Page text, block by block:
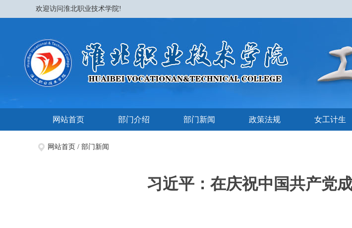
欢迎访问淮北职业技术学院!
网站首页 部门介绍 部门新闻 政策法规 女工计生
网站首页 / 部门新闻
习近平：在庆祝中国共产党